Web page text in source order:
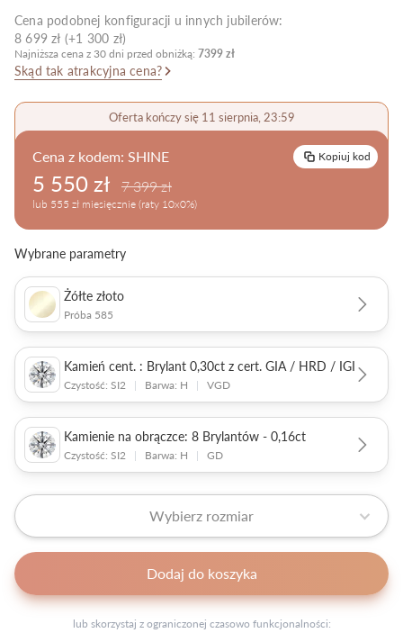
Pielęgnacja biżuterii
Cena podobnej konfiguracji u innych jubilerów:
8 699 zł (+1 300 zł)
Najniższa cena z 30 dni przed obniżką: 7399 zł
Skąd tak atrakcyjna cena?
Oferta kończy się 11 sierpnia, 23:59
Cena z kodem: SHINE Kopiuj kod
5 550 zł 7 399 zł
lub 555 zł miesięcznie (raty 10x0%)
Wybrane parametry
Żółte złoto
Próba 585
Kamień cent. : Brylant 0,30ct z cert. GIA / HRD / IGI
Czystość: SI2 | Barwa: H | VGD
Kamienie na obrączce: 8 Brylantów - 0,16ct
Czystość: SI2 | Barwa: H | GD
Wybierz rozmiar
Dodaj do koszyka
lub skorzystaj z ograniczonej czasowo funkcjonalności: